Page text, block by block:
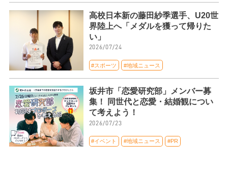
高校日本新の藤田紗季選手、U20世
界陸上へ「メダルを獲って帰りた
い」
2026/07/24
#スポーツ #地域ニュース
坂井市「恋愛研究部」メンバー募
集！ 同世代と恋愛・結婚観につい
て考えよう！
2026/07/23
#イベント #地域ニュース #PR